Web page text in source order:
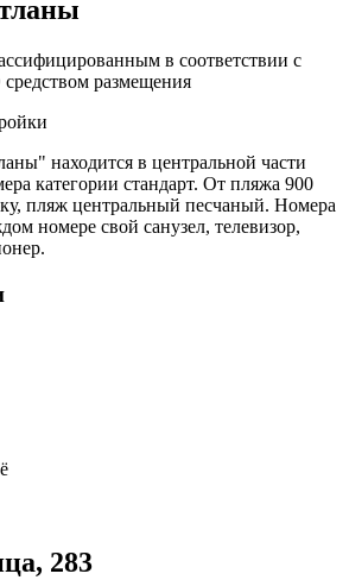
в соответствии с
размещения
находится в центральной части
категории стандарт. От пляжа 900
пляж центральный песчаный. Номера
номере свой санузел, телевизор,
283